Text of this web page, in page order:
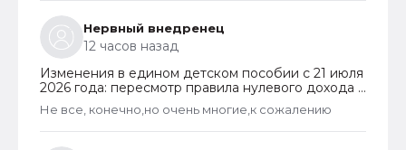
Нервный внедренец
12 часов назад
Изменения в едином детском пособии с 21 июля
2026 года: пересмотр правила нулевого дохода и
новый порядок оформления пособий по месту
пребывания
Не все, конечно,но очень многие,к сожалению